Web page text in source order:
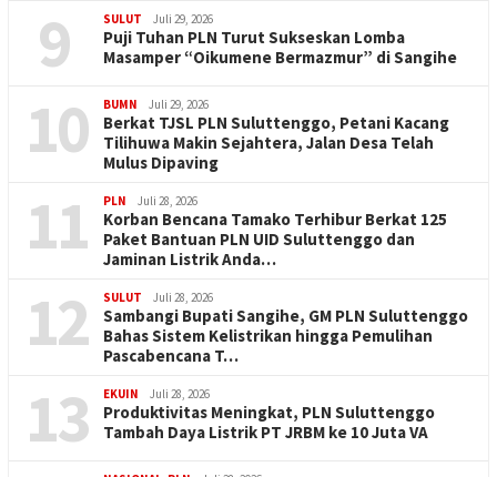
9 SULUT Juli 29, 2026
Puji Tuhan PLN Turut Sukseskan Lomba
Masamper “Oikumene Bermazmur” di Sangihe
10 BUMN Juli 29, 2026
Berkat TJSL PLN Suluttenggo, Petani Kacang
Tilihuwa Makin Sejahtera, Jalan Desa Telah
Mulus Dipaving
11 PLN Juli 28, 2026
Korban Bencana Tamako Terhibur Berkat 125
Paket Bantuan PLN UID Suluttenggo dan
Jaminan Listrik Anda…
12 SULUT Juli 28, 2026
Sambangi Bupati Sangihe, GM PLN Suluttenggo
Bahas Sistem Kelistrikan hingga Pemulihan
Pascabencana T…
13 EKUIN Juli 28, 2026
Produktivitas Meningkat, PLN Suluttenggo
Tambah Daya Listrik PT JRBM ke 10 Juta VA